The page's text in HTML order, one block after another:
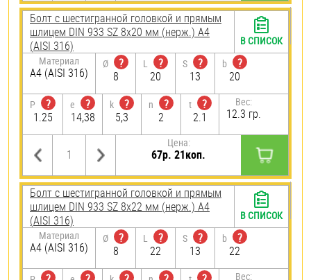
Болт с шестигранной головкой и прямым
шлицем DIN 933 SZ 8х20 мм (нерж.) A4
(AISI 316)
Материал
A4 (AISI 316)
Ø
?
8
L
?
20
S
?
13
b
?
20
P
?
1.25
e
?
14,38
k
?
5,3
n
?
2
t
?
2.1
Вес:
12.3 гр.
Цена:
67р. 21коп.
В СПИСОК
Болт с шестигранной головкой и прямым
шлицем DIN 933 SZ 8х22 мм (нерж.) A4
(AISI 316)
Материал
A4 (AISI 316)
Ø
?
8
L
?
22
S
?
13
b
?
22
Вес:
В СПИСОК